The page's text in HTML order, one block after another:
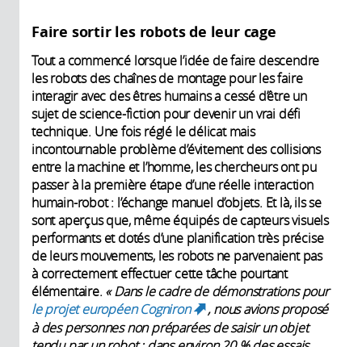
Faire sortir les robots de leur cage
Tout a commencé lorsque l’idée de faire descendre
les robots des chaînes de montage pour les faire
interagir avec des êtres humains a cessé d’être un
sujet de science-fiction pour devenir un vrai défi
technique. Une fois réglé le délicat mais
incontournable problème d’évitement des collisions
entre la machine et l’homme, les chercheurs ont pu
passer à la première étape d’une réelle interaction
humain-robot : l’échange manuel d’objets. Et là, ils se
sont aperçus que, même équipés de capteurs visuels
performants et dotés d’une planification très précise
de leurs mouvements, les robots ne parvenaient pas
à correctement effectuer cette tâche pourtant
élémentaire. « Dans le cadre de démonstrations pour
le projet européen Cogniron
(link is external)
, nous avions proposé
à des personnes non préparées de saisir un objet